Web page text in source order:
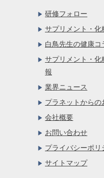
研修フォロー
サプリメント・化
白鳥先生の健康コ
サプリメント・化
報
業界ニュース
プラネットからの
会社概要
お問い合わせ
プライバシーポリ
サイトマップ